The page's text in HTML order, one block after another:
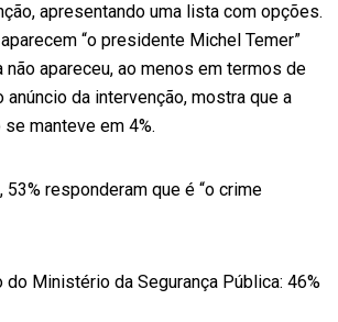
apresentando uma lista com opções.
“o presidente Michel Temer”
não apareceu, ao menos em termos de
da intervenção, mostra que a
manteve em 4%.
responderam que é “o crime
Ministério da Segurança Pública: 46%